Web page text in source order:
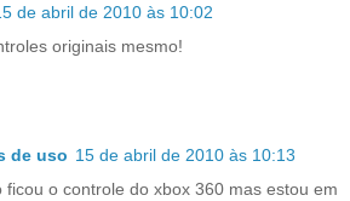
de abril de 2010 às 10:02
originais mesmo!
de uso 15 de abril de 2010 às 10:13
ficou o controle do xbox 360 mas estou em